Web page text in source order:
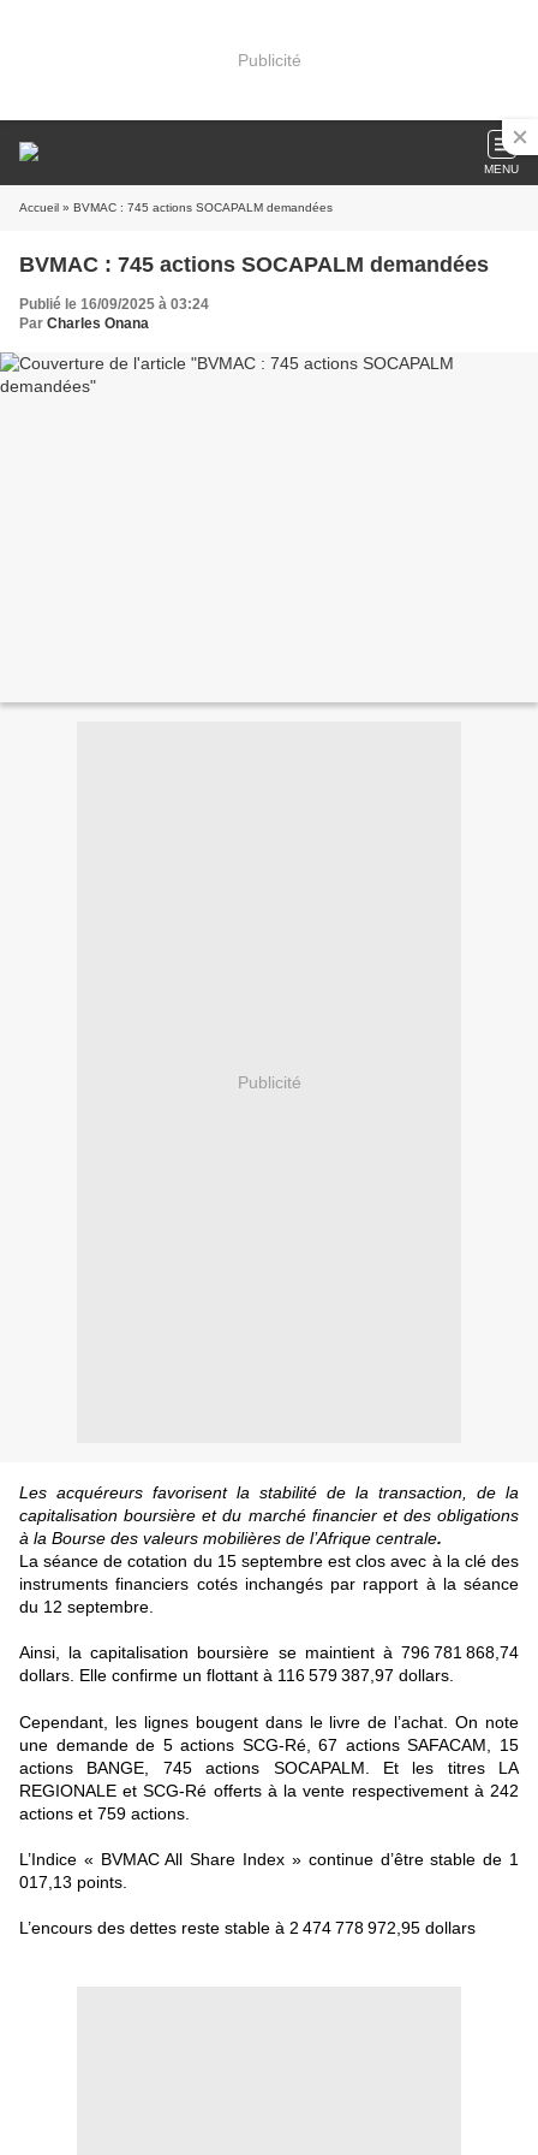
Publicité
MENU
Accueil » BVMAC : 745 actions SOCAPALM demandées
BVMAC : 745 actions SOCAPALM demandées
Publié le 16/09/2025 à 03:24
Par Charles Onana
Publicité
Les acquéreurs favorisent la stabilité de la transaction, de la
capitalisation boursière et du marché financier et des obligations
à la Bourse des valeurs mobilières de l’Afrique centrale.
La séance de cotation du 15 septembre est closavec à la clé des
instruments financiers cotés inchangés par rapport à la séance
du 12 septembre
Ainsi, la capitalisation boursière se maintient à 796 781 868,74
dollars. Elle confirme un flottant à 116 579 387,97 dollars.
Cependant, les lignes bougent dans le livre de l’achat.On note
une demande de 5 actions SCG-Ré, 67 actions SAFACAM, 15
actions BANGE, 745 actions SOCAPALM. Et les titres
LA
REGIONALE et SCG-Ré offerts à la vente respectivement à 242
actions et 759 actions.
L’Indice « BVMAC All Share Index » continue d’êtrestable de 1
017,13 points.
L’encours des dettes reste stable à 2 474 778 972,95 dollars